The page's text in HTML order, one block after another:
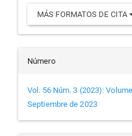
MÁS FORMATOS DE CITA
Número
Vol. 56 Núm. 3 (2023):
Septiembre de 2023